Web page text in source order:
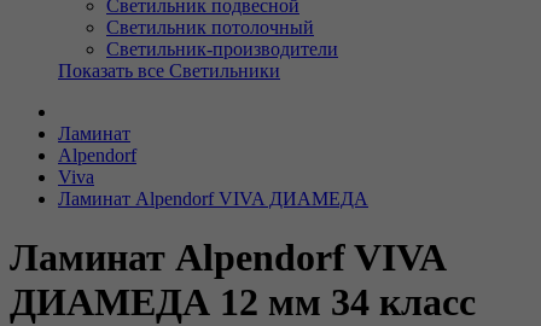
Светильник подвесной
Светильник потолочный
Светильник-производители
Показать все Светильники
Ламинат
Alpendorf
Viva
Ламинат Alpendorf VIVA ДИАМЕДА
Ламинат Alpendorf VIVA
ДИАМЕДА 12 мм 34 класс